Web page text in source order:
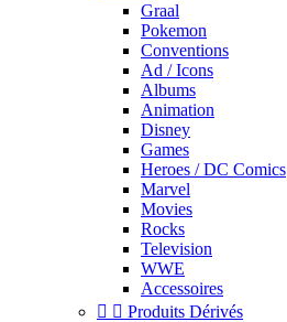
Graal
Pokemon
Conventions
Ad / Icons
Albums
Animation
Disney
Games
Heroes / DC Comics
Marvel
Movies
Rocks
Television
WWE
Accessoires
  Produits Dérivés